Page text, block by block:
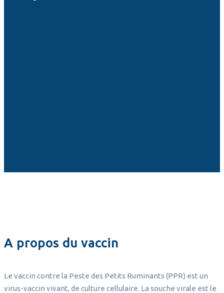
A propos du vaccin
Le vaccin contre la Peste des Petits Ruminants (PPR) est un
virus-vaccin vivant, de culture cellulaire. La souche virale est le